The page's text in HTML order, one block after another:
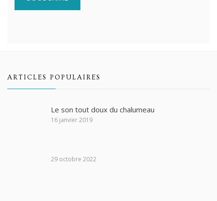
ARTICLES POPULAIRES
Le son tout doux du chalumeau
16 janvier 2019
29 octobre 2022